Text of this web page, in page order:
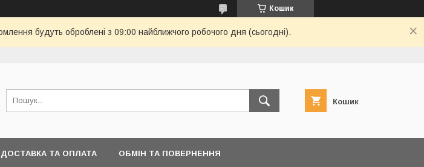
Кошик
будуть оброблені з 09:00 найближчого робочого дня (сьогодні).
Кошик
ДОСТАВКА ТА ОПЛАТА ОБМІН ТА ПОВЕРНЕННЯ